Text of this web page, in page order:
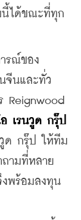
นี้ได้ขณะที่ทุก
รณ์ของ
จีนและทั่ว
Reignwood
เรนวูด กรุ๊ป
วูด กรุ๊ป ให้ทีม
ถามที่หลาย
งพร้อมลงทุน